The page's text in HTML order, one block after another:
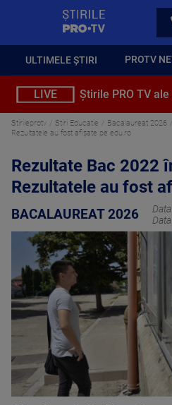
ULTIMELE ȘTIRI PROTV
LIVE Știrile PRO TV
Stirileprotv Stiri Educatie Bacalaureat 2026
Rezultatele au fost afișate pe edu.ro
Rezultate Bac 2022
Rezultatele au fost
BACALAUREAT 2026